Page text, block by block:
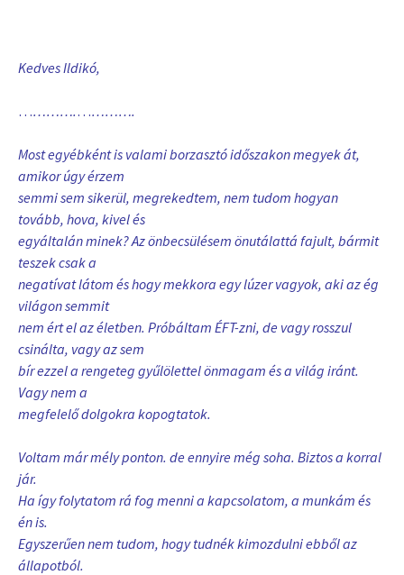
Kedves Ildikó,
………….………….
Most egyébként is valami borzasztó időszakon megyek át,
amikor úgy érzem
semmi sem sikerül, megrekedtem, nem tudom hogyan
tovább, hova, kivel és
egyáltalán minek? Az önbecsülésem önutálattá fajult, bármit
teszek csak a
negatívat látom és hogy mekkora egy lúzer vagyok, aki az ég
világon semmit
nem ért el az életben. Próbáltam ÉFT-zni, de vagy rosszul
csinálta, vagy az sem
bír ezzel a rengeteg gyűlölettel önmagam és a világ iránt.
Vagy nem a
megfelelő dolgokra kopogtatok.
Voltam már mély ponton. de ennyire még soha. Biztos a korral
jár.
Ha így folytatom rá fog menni a kapcsolatom, a munkám és
én is.
Egyszerűen nem tudom, hogy tudnék kimozdulni ebből az
állapotból.